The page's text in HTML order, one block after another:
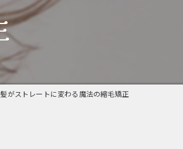
コラム
髪がストレートに変わる魔法の縮毛矯正